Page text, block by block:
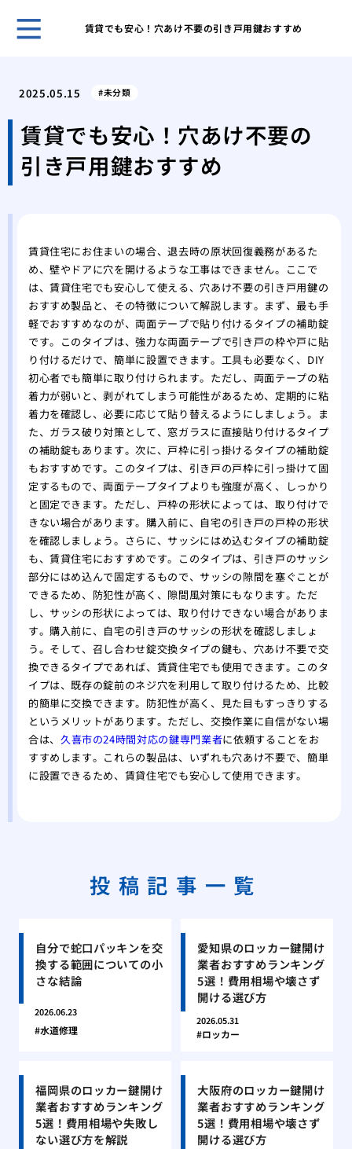
賃貸でも安心！穴あけ不要の引き戸用鍵おすすめ
鍵
2025.05.15 未分類
賃貸でも安心！穴あけ不要の
引き戸用鍵おすすめ
賃貸住宅にお住まいの場合、退去時の原状回復義務があるた
め、壁やドアに穴を開けるような工事はできません。ここで
は、賃貸住宅でも安心して使える、穴あけ不要の引き戸用鍵の
おすすめ製品と、その特徴について解説します。まず、最も手
軽でおすすめなのが、両面テープで貼り付けるタイプの補助錠
です。このタイプは、強力な両面テープで引き戸の枠や戸に貼
り付けるだけで、簡単に設置できます。工具も必要なく、DIY
初心者でも簡単に取り付けられます。ただし、両面テープの粘
着力が弱いと、剥がれてしまう可能性があるため、定期的に粘
着力を確認し、必要に応じて貼り替えるようにしましょう。ま
た、ガラス破り対策として、窓ガラスに直接貼り付けるタイプ
の補助錠もあります。次に、戸枠に引っ掛けるタイプの補助錠
もおすすめです。このタイプは、引き戸の戸枠に引っ掛けて固
定するもので、両面テープタイプよりも強度が高く、しっかり
と固定できます。ただし、戸枠の形状によっては、取り付けで
きない場合があります。購入前に、自宅の引き戸の戸枠の形状
を確認しましょう。さらに、サッシにはめ込むタイプの補助錠
も、賃貸住宅におすすめです。このタイプは、引き戸のサッシ
部分にはめ込んで固定するもので、サッシの隙間を塞ぐことが
できるため、防犯性が高く、隙間風対策にもなります。ただ
し、サッシの形状によっては、取り付けできない場合がありま
す。購入前に、自宅の引き戸のサッシの形状を確認しましょ
う。そして、召し合わせ錠交換タイプの鍵も、穴あけ不要で交
換できるタイプであれば、賃貸住宅でも使用できます。このタ
イプは、既存の錠前のネジ穴を利用して取り付けるため、比較
的簡単に交換できます。防犯性が高く、見た目もすっきりする
というメリットがあります。ただし、交換作業に自信がない場
合は、 久喜市の24時間対応の鍵専門業者に依頼することをお
すすめします。これらの製品は、いずれも穴あけ不要で、簡単
に設置できるため、賃貸住宅でも安心して使用できます。
投稿記事一覧
自分で蛇口パッキンを交
換する範囲についての小
さな結論
2026.06.23
水道修理
愛知県のロッカー鍵開け
業者おすすめランキング
5選！費用相場や壊さず
開ける選び方
2026.05.31
ロッカー
福岡県のロッカー鍵開け
業者おすすめランキング
5選！費用相場や失敗し
ない選び方を解説
大阪府のロッカー鍵開け
業者おすすめランキング
5選！費用相場や壊さず
開ける選び方